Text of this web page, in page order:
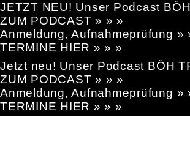
JETZT NEU! Unser Podcast
ZUM PODCAST » » »
Anmeldung, Aufnahmeprüfung »
TERMINE HIER » » »
Jetzt neu! Unser Podcast BÖH
ZUM PODCAST » » »
Anmeldung, Aufnahmeprüfung »
TERMINE HIER » » »